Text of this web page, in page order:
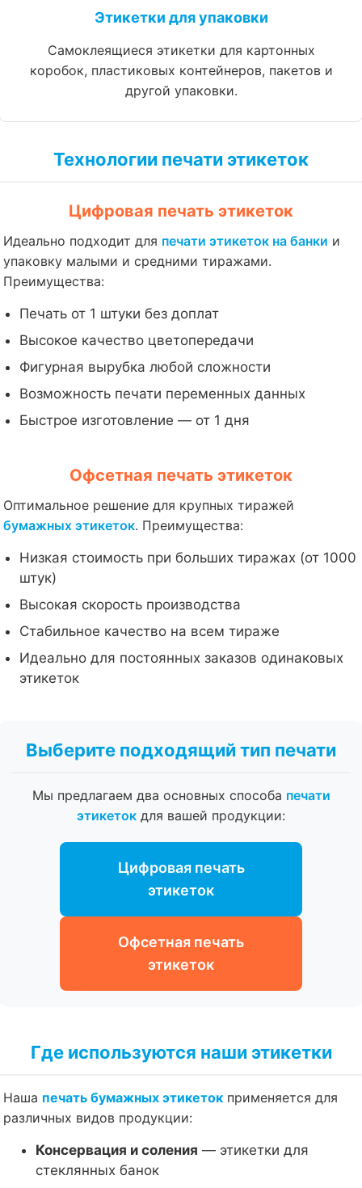
Этикетки для упаковки
Самоклеящиеся этикетки для картонных
коробок, пластиковых контейнеров, пакетов и
другой упаковки.
Технологии печати этикеток
Цифровая печать этикеток
Идеально подходит для печати этикеток на банки и
упаковку малыми и средними тиражами.
Преимущества:
Печать от 1 штуки без доплат
Высокое качество цветопередачи
Фигурная вырубка любой сложности
Возможность печати переменных данных
Быстрое изготовление — от 1 дня
Офсетная печать этикеток
Оптимальное решение для крупных тиражей
бумажных этикеток. Преимущества:
Низкая стоимость при больших тиражах (от 1000
штук)
Высокая скорость производства
Стабильное качество на всем тираже
Идеально для постоянных заказов одинаковых
этикеток
Выберите подходящий тип печати
Мы предлагаем два основных способа печати
этикеток для вашей продукции:
Цифровая печать
этикеток
Офсетная печать
этикеток
Где используются наши этикетки
Наша печать бумажных этикеток применяется для
различных видов продукции:
Консервация и соления — этикетки для
стеклянных банок